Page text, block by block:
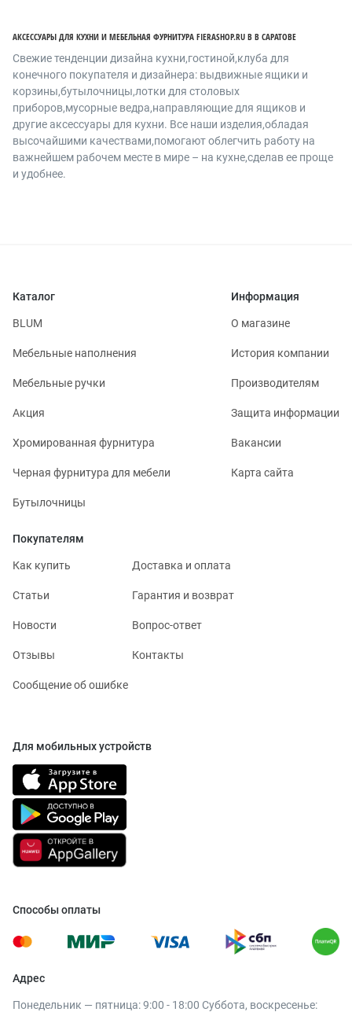
АКСЕССУАРЫ ДЛЯ КУХНИ И МЕБЕЛЬНАЯ ФУРНИТУРА FIERASHOP.RU В В САРАТОВЕ
Cвежие тенденции дизайна кухни,гостиной,клуба для
конечного покупателя и дизайнера: выдвижные ящики и
корзины,бутылочницы,лотки для столовых
приборов,мусорные ведра,направляющие для ящиков и
другие аксессуары для кухни. Все наши изделия,обладая
высочайшими качествами,помогают облегчить работу на
важнейшем рабочем месте в мире – на кухне,сделав ее проще
и удобнее.
Каталог
BLUM
Мебельные наполнения
Мебельные ручки
Акция
Хромированная фурнитура
Черная фурнитура для мебели
Бутылочницы
Информация
О магазине
История компании
Производителям
Защита информации
Вакансии
Карта сайта
Покупателям
Как купить Доставка и оплата
Статьи Гарантия и возврат
Новости Вопрос-ответ
Отзывы Контакты
Сообщение об ошибке
Для мобильных устройств
Способы оплаты
Адрес
Понедельник — пятница: 9:00 - 18:00 Суббота, воскресенье: